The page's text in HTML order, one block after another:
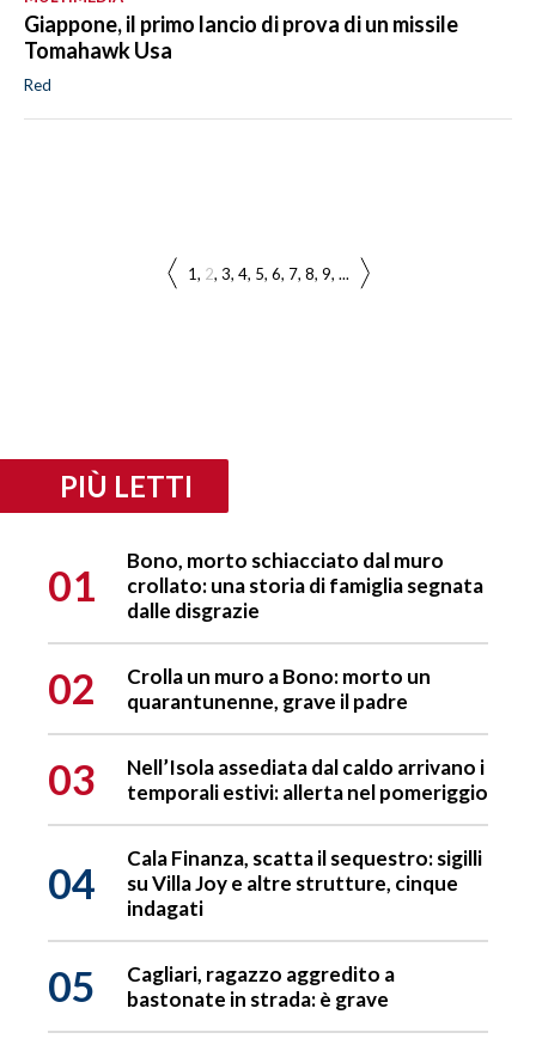
Giappone, il primo lancio di prova di un missile
Tomahawk Usa
Red
1 2 3 4 5 6 7 8 9 ...
PIÙ LETTI
01
Bono, morto schiacciato dal muro
crollato: una storia di famiglia segnata
dalle disgrazie
02
Crolla un muro a Bono: morto un
quarantunenne, grave il padre
03
Nell’Isola assediata dal caldo arrivano i
temporali estivi: allerta nel pomeriggio
04
Cala Finanza, scatta il sequestro: sigilli
su Villa Joy e altre strutture, cinque
indagati
05
Cagliari, ragazzo aggredito a
bastonate in strada: è grave